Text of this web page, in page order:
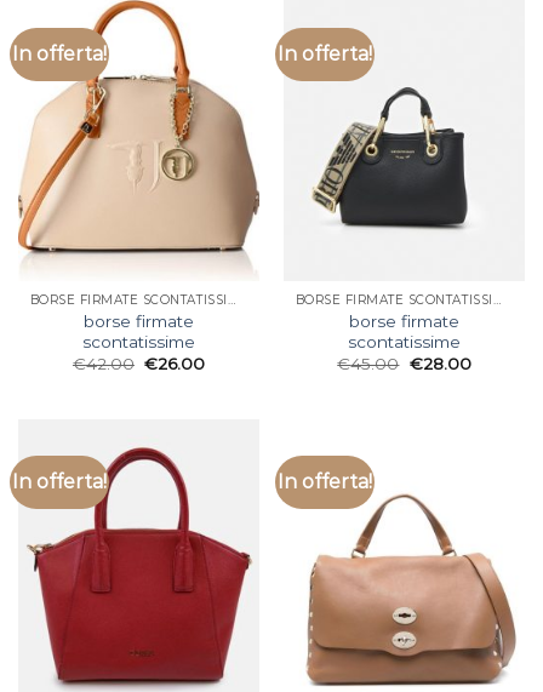
In offerta!
BORSE FIRMATE SCONTATISSIME
borse firmate
scontatissime
€42.00 €26.00
In offerta!
BORSE FIRMATE SCONTATISSIME
borse firmate
scontatissime
€45.00 €28.00
In offerta! In offerta!